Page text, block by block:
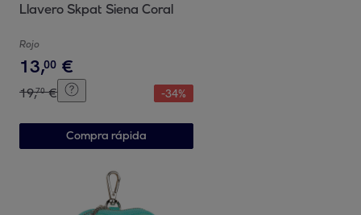
Llavero Skpat Siena Coral
Rojo
13,00 €
19,70 € -34%
Compra rápida